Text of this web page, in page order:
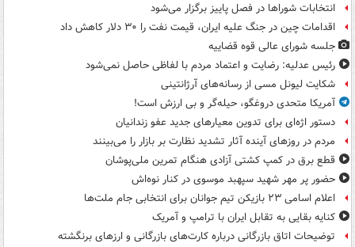
انتخابات شوراها در فصل پاییز برگزار می‌شود
اقدامات چین در جنگ علیه ایران، قیمت نفت را ۳۰ دلار کاهش داد
جلسه شورای عالی قوه قضاییه
رئیس عدلیه: رضایت و اعتماد مردم با لفاظی حاصل نمی‌شود
شکایت لیونل مسی از رسانه‌های آرژانتینی
آمریکا متحدی دروغگو، حیله‌گر و بی ارزش است!
دستور اژه‌ای برای تدوین معیارهای جدید عفو زندانیان
مردم در روزهای آینده آثار تشدید نظارت بر بازار را می‌بینند
قطع برق در کمپ کشتی آزادی هنگام تمرین ملی‌پوشان
حضور پر مهر شهید سپهبد موسوی در کنار نوه‌اش
اعلام اسامی ۲۳ بازیکن تیم جوانان برای انتخابی جام ملت‌ها
کنایه بقایی به تقابل ایران با ترامپ و آمریک
توضیحات اتاق بازرگانی درباره کارت‌های بازرگانی و ارزهای برنگشته